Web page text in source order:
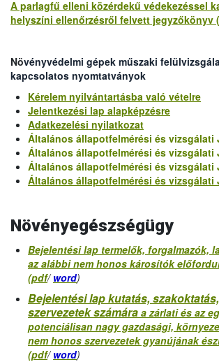
A parlagfű elleni közérdekű védekezéssel
helyszíni ellenőrzésről felvett jegyzőkönyv (
Növényvédelmi gépek műszaki
kapcsolatos nyomtatványok
Kérelem nyilvántartásba való vételre
Jelentkezési lap alapképzésre
Adatkezelési nyilatkozat
Általános állapotfelmérési és vizsgálati
Általános állapotfelmérési és vizsgálati
Általános állapotfelmérési és vizsgálati
Általános állapotfelmérési és vizsgálati
Növényegészségügy
Bejelentési lap termelők, forgalmazók,
az alábbi nem honos károsítók
(pdf/word)
Bejelentési lap kutatás,
szervezetek számára a zárlati és az
potenciálisan nagy gazdasági,
nem honos szervezetek gyanújának
(pdf/word)